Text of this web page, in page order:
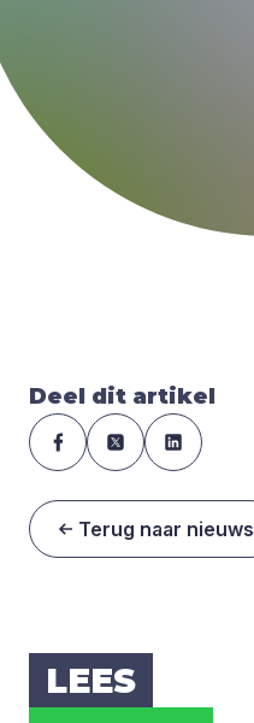
Deel dit artikel
Terug naar nieuws
LEES